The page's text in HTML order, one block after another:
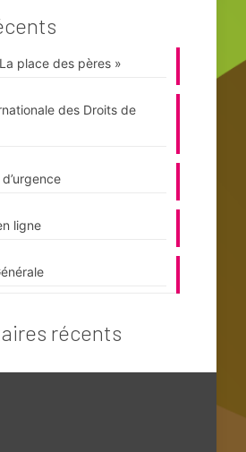
place des pères »
des Droits de
ligne
récents